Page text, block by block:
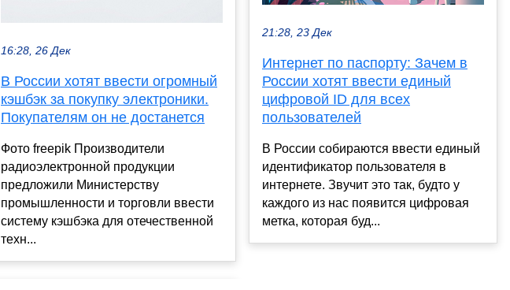
16:28, 26 Дек
В России хотят ввести огромный
кэшбэк за покупку электроники.
Покупателям он не достанется
Фото freepik Производители
радиоэлектронной продукции
предложили Министерству
промышленности и торговли ввести
систему кэшбэка для отечественной
техн...
21:28, 23 Дек
Интернет по паспорту: Зачем в
России хотят ввести единый
цифровой ID для всех
пользователей
В России собираются ввести единый
идентификатор пользователя в
интернете. Звучит это так, будто у
каждого из нас появится цифровая
метка, которая буд...